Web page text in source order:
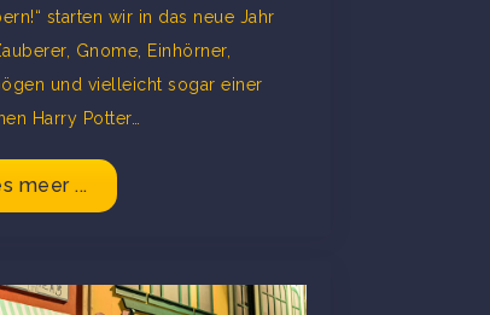
starten wir in das neue Jahr
Gnome, Einhörner,
und vielleicht sogar einer
Harry Potter…
meer ...